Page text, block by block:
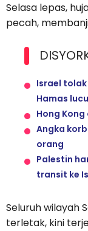
Selasa lepas,
pecah,
Israel tolak
Hamas
Hong
Angka
orang
Palestin
transit ke
Seluruh wilayah
terletak, kini